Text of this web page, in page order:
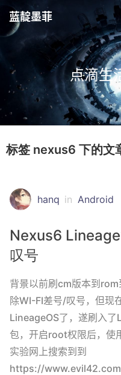
蓝靛墨菲
点滴生
标签 nexus6 下的文
hanq in Android
Nexus6
叹号
背景以前刷cm版本到
除WI-FI差号/叹号，但现
LineageOS了，遂刷入
包，开启root权限后，使
实验网上搜索到到
https://